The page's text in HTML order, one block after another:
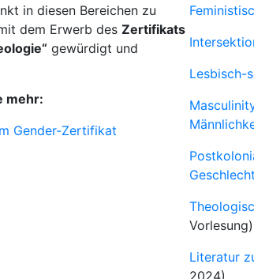
in diesen Bereichen zu
dem Erwerb des Zertifikats
gewürdigt und
mehr:
Gender-Zertifikat
Lesbisch-
Vorlesung)
Literatur
2024)